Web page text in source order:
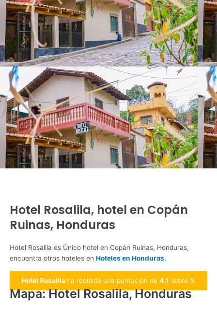
Hotel Rosalila, hotel en Copán
Ruinas, Honduras
Hotel Rosalila es Único hotel en Copán Ruinas, Honduras,
encuentra otros hoteles en Hoteles en Honduras.
Hotel Rosalila ha recibido una puntación de 4,1 sobre 5.
Mapa: Hotel Rosalila, Honduras